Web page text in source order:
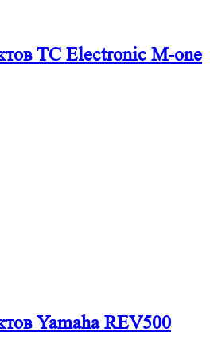
TC Electronic M-one
Yamaha REV500